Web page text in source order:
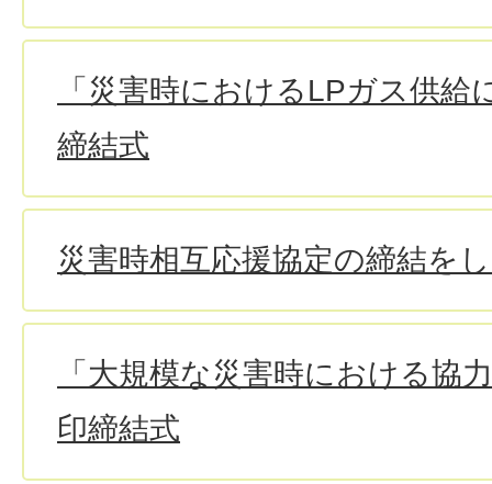
「災害時におけるLPガス供給
締結式
災害時相互応援協定の締結を
「大規模な災害時における協
印締結式